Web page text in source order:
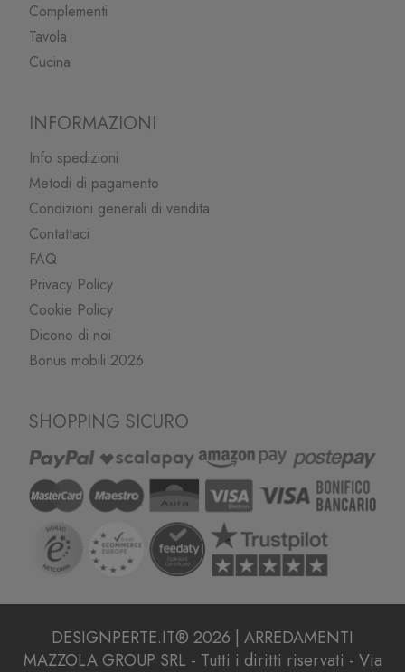
Complementi
Tavola
Cucina
INFORMAZIONI
Info spedizioni
Metodi di pagamento
Condizioni generali di vendita
Contattaci
FAQ
Privacy Policy
Cookie Policy
Dicono di noi
Bonus mobili 2026
SHOPPING SICURO
DESIGNPERTE.IT® 2026 | ARREDAMENTI
MAZZOLA GROUP SRL - Tutti i diritti riservati - Via